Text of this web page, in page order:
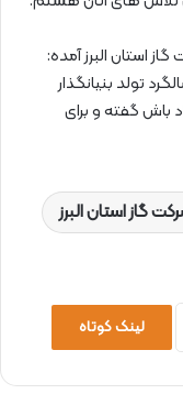
استان البرز آمده:
تولد بنیانگذار
باش گفته و برای
گاز استان البرز
لینک کوتاه